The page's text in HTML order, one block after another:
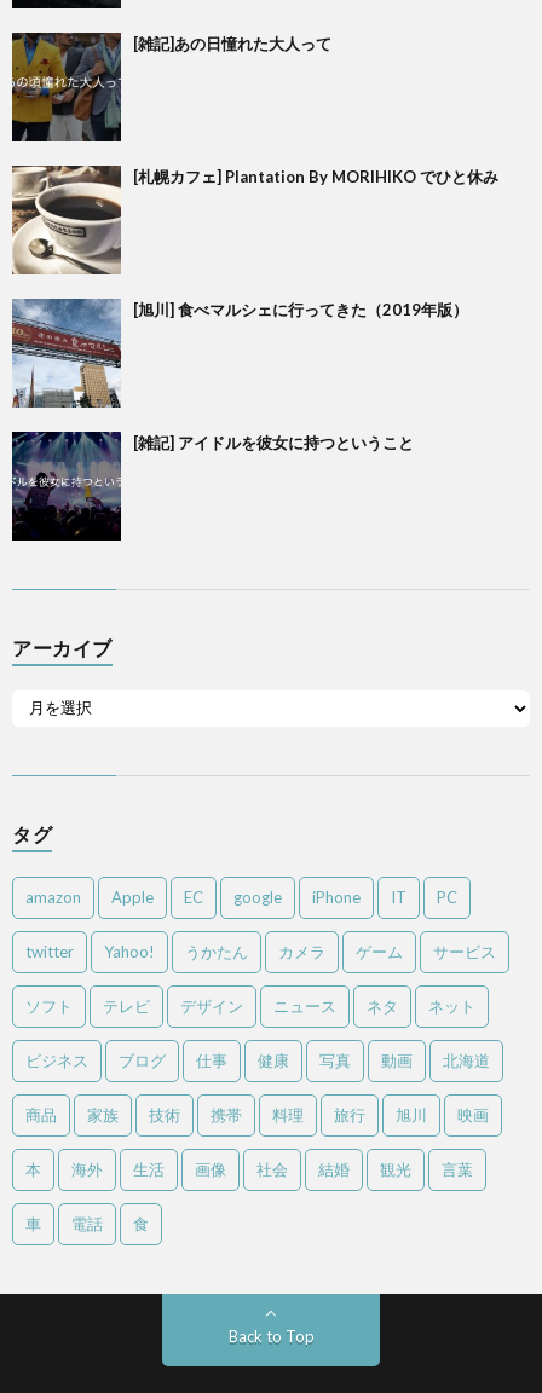
[雑記]あの日憧れた大人って
[札幌カフェ] Plantation By MORIHIKO でひと休み
[旭川] 食べマルシェに行ってきた（2019年版）
[雑記] アイドルを彼女に持つということ
アーカイブ
タグ
amazon Apple EC google iPhone IT PC
twitter Yahoo! うかたん カメラ ゲーム サービス
ソフト テレビ デザイン ニュース ネタ ネット
ビジネス ブログ 仕事 健康 写真 動画 北海道
商品 家族 技術 携帯 料理 旅行 旭川 映画
本 海外 生活 画像 社会 結婚 観光 言葉
車 電話 食
Back to Top